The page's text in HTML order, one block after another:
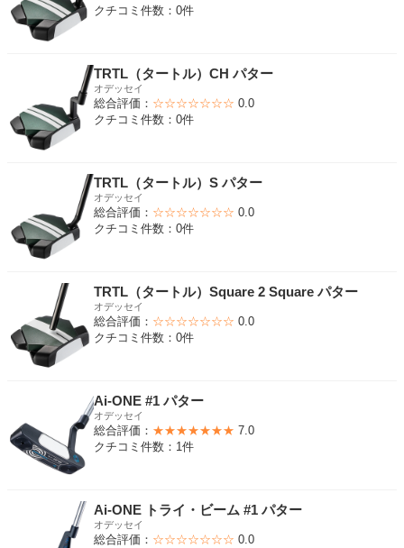
クチコミ件数：0件
TRTL（タートル）CH パター
オデッセイ
総合評価： ☆☆☆☆☆☆☆ 0.0
クチコミ件数：0件
TRTL（タートル）S パター
オデッセイ
総合評価： ☆☆☆☆☆☆☆ 0.0
クチコミ件数：0件
TRTL（タートル）Square 2 Square パター
オデッセイ
総合評価： ☆☆☆☆☆☆☆ 0.0
クチコミ件数：0件
Ai-ONE #1 パター
オデッセイ
総合評価： ★★★★★★★ 7.0
クチコミ件数：1件
Ai-ONE トライ・ビーム #1 パター
オデッセイ
総合評価： ☆☆☆☆☆☆☆ 0.0